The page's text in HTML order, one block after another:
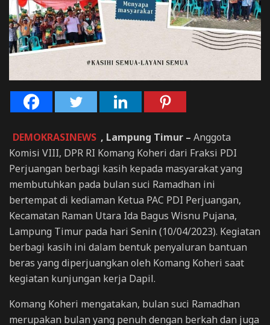
DEMOKRASINEWS , Lampung Timur – Anggota
Komisi VIII, DPR RI Komang Koheri dari Fraksi PDI
Perjuangan berbagi kasih kepada masyarakat yang
membutuhkan pada bulan suci Ramadhan ini
bertempat di kediaman Ketua PAC PDI Perjuangan,
Kecamatan Raman Utara Ida Bagus Wisnu Pujana,
Lampung Timur pada hari Senin (10/04/2023). Kegiatan
berbagi kasih ini dalam bentuk penyaluran bantuan
beras yang diperjuangkan oleh Komang Koheri saat
kegiatan kunjungan kerja Dapil.
Komang Koheri mengatakan, bulan suci Ramadhan
merupakan bulan yang penuh dengan berkah dan juga